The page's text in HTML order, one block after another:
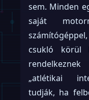
sem. Minden
saját
csukló körül
„atlétikai
tudják, ha